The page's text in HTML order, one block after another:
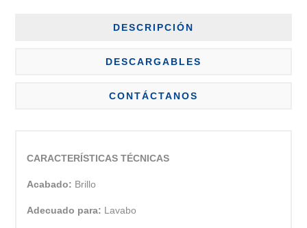
DESCRIPCIÓN
DESCARGABLES
CONTÁCTANOS
CARACTERÍSTICAS TÉCNICAS
Acabado: Brillo
Adecuado para: Lavabo